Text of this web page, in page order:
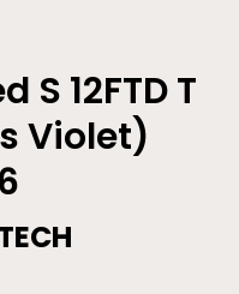
12FTD T
Violet)